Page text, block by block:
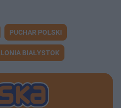
PUCHAR POLSKI
BIAŁYSTOK